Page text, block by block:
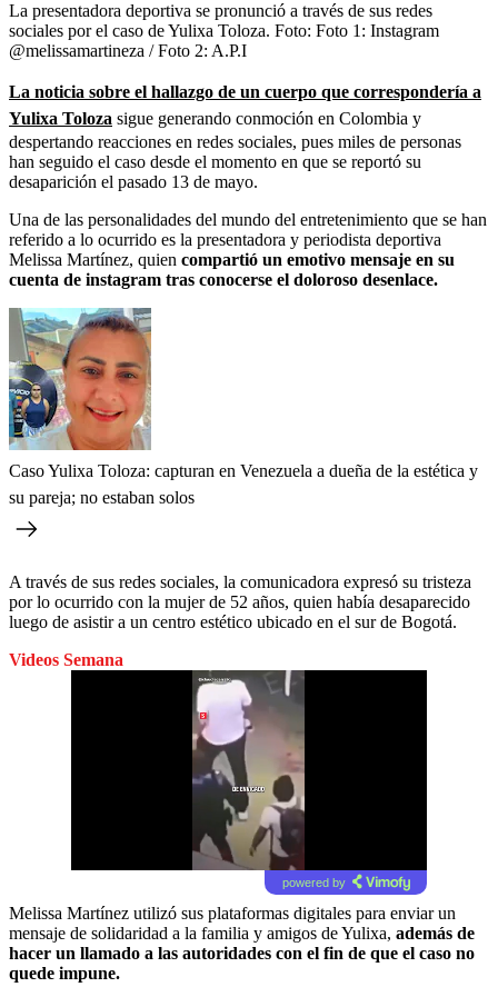
La presentadora deportiva se pronunció a través de sus redes
sociales por el caso de Yulixa Toloza. Foto: Foto 1: Instagram
@melissamartineza / Foto 2: A.P.I
La noticia sobre el hallazgo de un cuerpo que correspondería a
Yulixa Toloza sigue generando conmoción en Colombia y
despertando reacciones en redes sociales, pues miles de personas
han seguido el caso desde el momento en que se reportó su
desaparición el pasado 13 de mayo.
Una de las personalidades del mundo del entretenimiento que se han
referido a lo ocurrido es la presentadora y periodista deportiva
Melissa Martínez, quien compartió un emotivo mensaje en su
cuenta de instagram tras conocerse el doloroso desenlace.
Caso Yulixa Toloza: capturan en Venezuela a dueña de la estética y
su pareja; no estaban solos
A través de sus redes sociales, la comunicadora expresó su tristeza
por lo ocurrido con la mujer de 52 años, quien había desaparecido
luego de asistir a un centro estético ubicado en el sur de Bogotá.
Videos Semana
powered by
Melissa Martínez utilizó sus plataformas digitales para enviar un
mensaje de solidaridad a la familia y amigos de Yulixa, además de
hacer un llamado a las autoridades con el fin de que el caso no
quede impune.